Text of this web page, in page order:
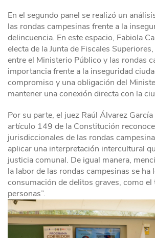
En el segundo panel se realizó un
las rondas campesinas frente a la
delincuencia. En este espacio, Fabiola
electa de la Junta de Fiscales
entre el Ministerio Público y las rondas
importancia frente a la inseguridad
compromiso y una obligación del
mantener una conexión directa con la
Por su parte, el juez Raúl Álvarez
artículo 149 de la Constitución
jurisdiccionales de las rondas
aplicar una interpretación intercultural
justicia comunal. De igual manera,
la labor de las rondas campesinas se ha
consumación de delitos graves, como el
personas”.